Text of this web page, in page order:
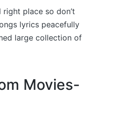
place so don’t
lyrics peacefully
large collection of
Movies-